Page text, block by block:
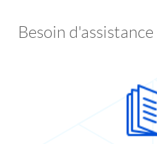
Besoin